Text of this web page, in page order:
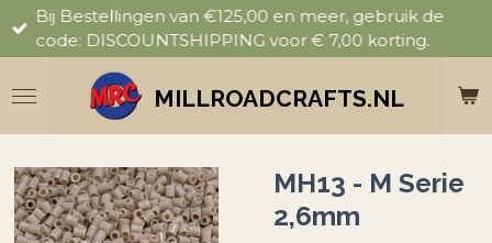
Ga
direct
de
hoofdinhoud
MILLROADCRAFTS.NL
Bij Bestellingen van €125,00 en meer, gebruik de
code: DISCOUNTSHIPPING voor € 7,00 korting.
MH13 - M Serie
2,6mm